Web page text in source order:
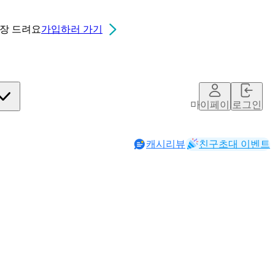
드려요가입하러 가기
마이페이지로그인
캐시리뷰 친구초대 이벤트